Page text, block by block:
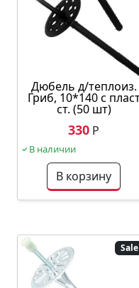
Дюбель д/теплоиз.
Гриб, 10*140 с
ст. (50 шт)
330 Р
В наличии
В корзину
Sale